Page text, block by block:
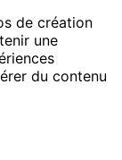
de création
une
du contenu